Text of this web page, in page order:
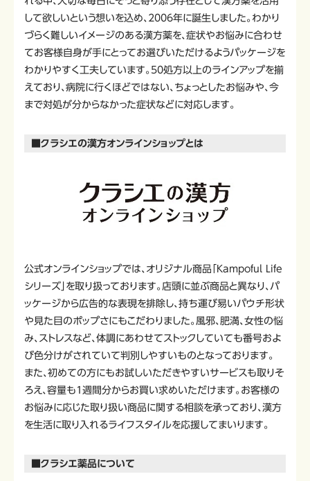
して欲しいという想いを込め、2006年に誕生しました。わかり
づらく難しいイメージのある漢方薬を、症状やお悩みに合わせ
てお客様自身が手にとってお選びいただけるようパッケージを
わかりやすく工夫しています。50処方以上のラインアップを揃
えており、病院に行くほどではない、ちょっとしたお悩みや、今
まで対処が分からなかった症状などに対応します。
■クラシエの漢方オンラインショップとは
公式オンラインショップでは、オリジナル商品「Kampoful Life
シリーズ」を取り扱っております。店頭に並ぶ商品と異なり、パ
ッケージから広告的な表現を排除し、持ち運び易いパウチ形状
や見た目のポップさにもこだわりました。風邪、肥満、女性の悩
み、ストレスなど、体調にあわせてストックしていても番号およ
び色分けがされていて判別しやすいものとなっております。
また、初めての方にもお試しいただきやすいサービスも取りそ
ろえ、容量も1週間分からお買い求めいただけます。お客様の
お悩みに応じた取り扱い商品に関する相談を承っており、漢方
を生活に取り入れるライフスタイルを応援してまいります。
■クラシエ薬品について